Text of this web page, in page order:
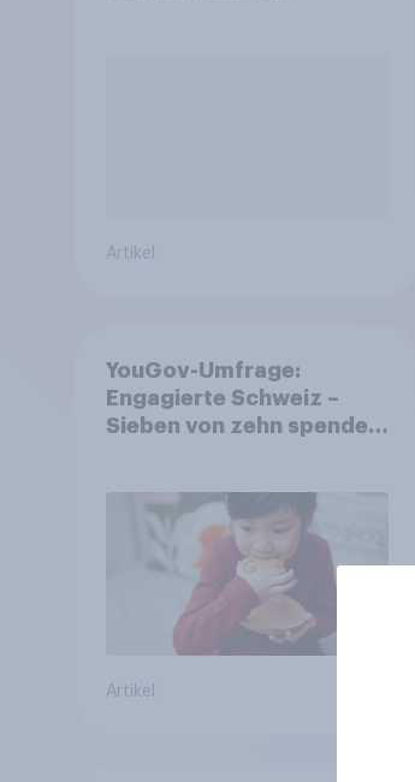
Artikel
YouGov-Umfrage:
Engagierte Schweiz –
Sieben von zehn spenden,
Artikel